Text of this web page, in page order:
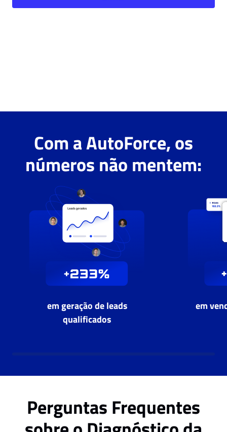
Com a AutoForce, os
números não mentem:
em geração de leads
qualificados
em
Perguntas Frequentes